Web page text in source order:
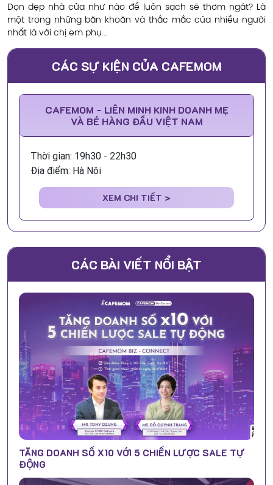
Dọn dẹp nhà cửa như nào để luôn sạch sẽ thơm ngát? Là
một trong những băn khoăn và thắc mắc của nhiều người
nhất là với chị em phụ...
CÁC SỰ KIỆN CỦA CAFEMOM
CAFEMOM - LIÊN MINH KINH DOANH MẸ
VÀ BÉ HÀNG ĐẦU VIỆT NAM
Thời gian: 19h30 - 22h30
Địa điểm: Hà Nội
XEM CHI TIẾT >
CÁC BÀI VIẾT NỔI BẬT
TĂNG DOANH SỐ X10 VỚI 5 CHIẾN LƯỢC SALE TỰ
ĐỘNG